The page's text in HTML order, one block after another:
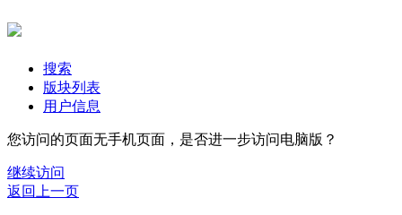
搜索
版块列表
用户信息
您访问的页面无手机页面，是否进一步访问电脑版？
继续访问
返回上一页